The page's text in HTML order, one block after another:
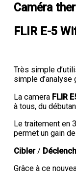
Caméra
FLIR E-5
Très simple
simple d’analyse
La camera FLIR
à tous, du
Le traitement en
permet un gain
Cibler /
Grâce à ce